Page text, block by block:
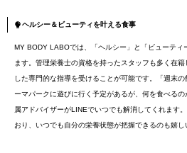
ヘルシー＆ビューティを叶える食事
MY BODY LABOでは、「ヘルシー」と「ビューティ
ます。管理栄養士の資格を持ったスタッフも多く在
した専門的な指導を受けることが可能です。「週末
ーマパークに遊びに行く予定があるが、何を食べる
属アドバイザーがLINEでいつでも解消してくれます
おり、いつでも自分の栄養状態が把握できるのも嬉し